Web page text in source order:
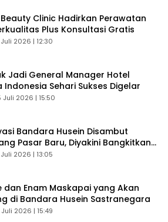
Clinic Hadirkan Perawatan
Plus Konsultasi Gratis
2026 | 12:30
Jadi General Manager Hotel
Indonesia Sehari Sukses Digelar
Juli 2026 | 15:50
Bandara Husein Disambut
Pasar Baru, Diyakini Bangkitkan
Ekonomi Bandung
2026 | 13:05
dan Enam Maskapai yang Akan
di Bandara Husein Sastranegara
Juli 2026 | 15:49